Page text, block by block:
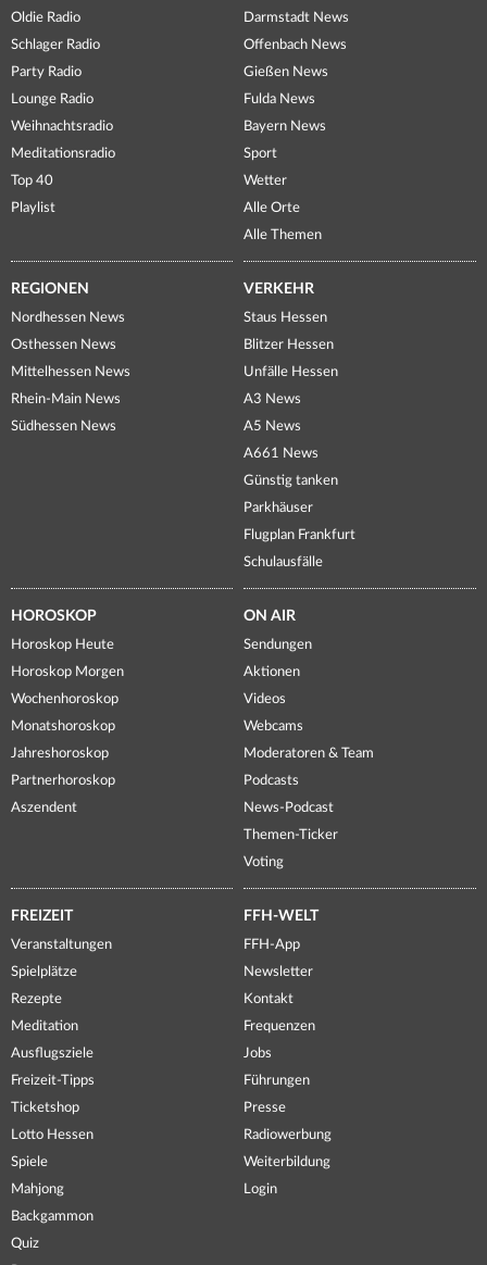
Oldie Radio
Schlager Radio
Party Radio
Lounge Radio
Weihnachtsradio
Meditationsradio
Top 40
Playlist
Darmstadt News
Offenbach News
Gießen News
Fulda News
Bayern News
Sport
Wetter
Alle Orte
Alle Themen
REGIONEN
Nordhessen News
Osthessen News
Mittelhessen News
Rhein-Main News
Südhessen News
VERKEHR
Staus Hessen
Blitzer Hessen
Unfälle Hessen
A3 News
A5 News
A661 News
Günstig tanken
Parkhäuser
Flugplan Frankfurt
Schulausfälle
HOROSKOP
Horoskop Heute
Horoskop Morgen
Wochenhoroskop
Monatshoroskop
Jahreshoroskop
Partnerhoroskop
Aszendent
ON AIR
Sendungen
Aktionen
Videos
Webcams
Moderatoren & Team
Podcasts
News-Podcast
Themen-Ticker
Voting
FREIZEIT
Veranstaltungen
Spielplätze
Rezepte
Meditation
Ausflugsziele
Freizeit-Tipps
Ticketshop
Lotto Hessen
Spiele
Mahjong
Backgammon
Quiz
FFH-WELT
FFH-App
Newsletter
Kontakt
Frequenzen
Jobs
Führungen
Presse
Radiowerbung
Weiterbildung
Login